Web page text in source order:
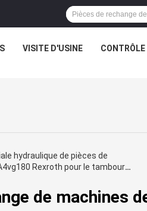
VISITE D'USINE
hydraulique de pièces de
Rexroth pour le tambour
de machines